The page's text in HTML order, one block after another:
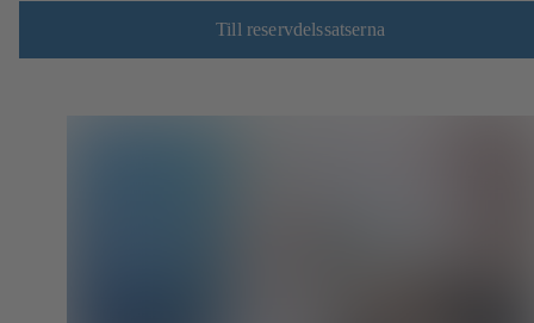
Till reservdelssatserna